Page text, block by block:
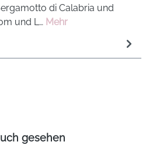
di Calabria und
und L… Mehr
gesehen